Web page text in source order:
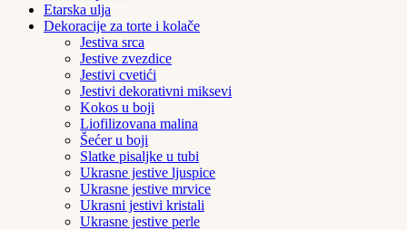
Etarska ulja
Dekoracije za torte i kolače
Jestiva srca
Jestive zvezdice
Jestivi cvetići
Jestivi dekorativni miksevi
Kokos u boji
Liofilizovana malina
Šećer u boji
Slatke pisaljke u tubi
Ukrasne jestive ljuspice
Ukrasne jestive mrvice
Ukrasni jestivi kristali
Ukrasne jestive perle